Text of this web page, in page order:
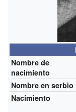
Nombre de
nacimiento
Nombre en serbio
Nacimiento